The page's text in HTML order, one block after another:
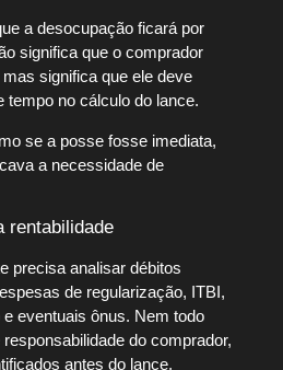
a desocupação ficará por
significa que o comprador
significa que ele deve
no cálculo do lance.
se a posse fosse imediata,
a necessidade de
rentabilidade
precisa analisar débitos
de regularização, ITBI,
eventuais ônus. Nem todo
do comprador,
antes do lance.